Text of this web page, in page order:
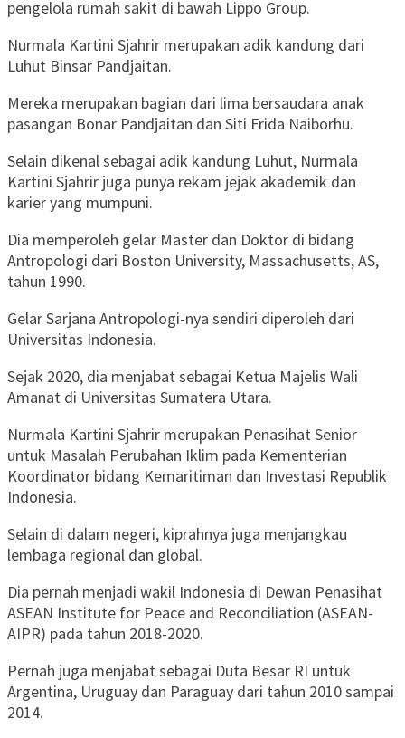
pengelola rumah sakit di bawah Lippo Group.
Nurmala Kartini Sjahrir merupakan adik kandung dari
Luhut Binsar Pandjaitan.
Mereka merupakan bagian dari lima bersaudara anak
pasangan Bonar Pandjaitan dan Siti Frida Naiborhu.
Selain dikenal sebagai adik kandung Luhut, Nurmala
Kartini Sjahrir juga punya rekam jejak akademik dan
karier yang mumpuni.
Dia memperoleh gelar Master dan Doktor di bidang
Antropologi dari Boston University, Massachusetts, AS,
tahun 1990.
Gelar Sarjana Antropologi-nya sendiri diperoleh dari
Universitas Indonesia.
Sejak 2020, dia menjabat sebagai Ketua Majelis Wali
Amanat di Universitas Sumatera Utara.
Nurmala Kartini Sjahrir merupakan Penasihat Senior
untuk Masalah Perubahan Iklim pada Kementerian
Koordinator bidang Kemaritiman dan Investasi Republik
Indonesia.
Selain di dalam negeri, kiprahnya juga menjangkau
lembaga regional dan global.
Dia pernah menjadi wakil Indonesia di Dewan Penasihat
ASEAN Institute for Peace and Reconciliation (ASEAN-
AIPR) pada tahun 2018-2020.
Pernah juga menjabat sebagai Duta Besar RI untuk
Argentina, Uruguay dan Paraguay dari tahun 2010 sampai
2014.